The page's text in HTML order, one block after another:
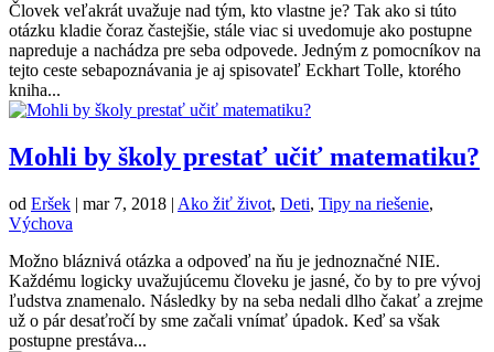
Človek veľakrát uvažuje nad tým, kto vlastne je? Tak ako si túto
otázku kladie čoraz častejšie, stále viac si uvedomuje ako postupne
napreduje a nachádza pre seba odpovede. Jedným z pomocníkov na
tejto ceste sebapoznávania je aj spisovateľ Eckhart Tolle, ktorého
kniha...
Mohli by školy prestať učiť matematiku?
od Eršek | mar 7, 2018 | Ako žiť život, Deti, Tipy na riešenie,
Výchova
Možno bláznivá otázka a odpoveď na ňu je jednoznačné NIE.
Každému logicky uvažujúcemu človeku je jasné, čo by to pre vývoj
ľudstva znamenalo. Následky by na seba nedali dlho čakať a zrejme
už o pár desaťročí by sme začali vnímať úpadok. Keď sa však
postupne prestáva...